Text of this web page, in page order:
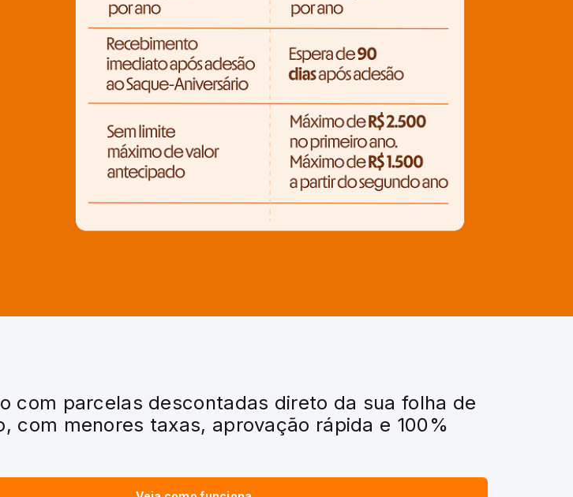
com parcelas descontadas direto da sua folha de
com menores taxas, aprovação rápida e 100%